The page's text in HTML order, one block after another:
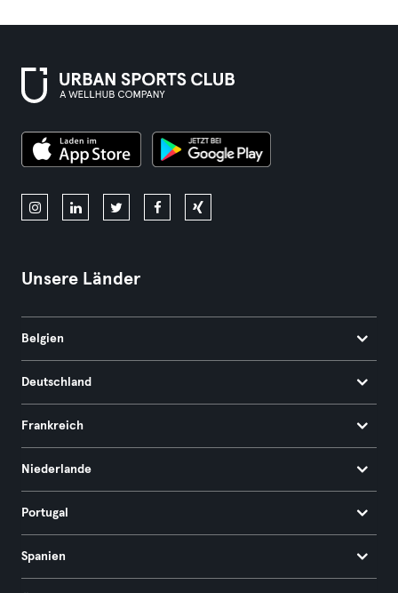
Unsere Länder
Belgien
Deutschland
Frankreich
Niederlande
Portugal
Spanien